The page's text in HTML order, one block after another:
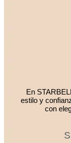
En
estilo y
con